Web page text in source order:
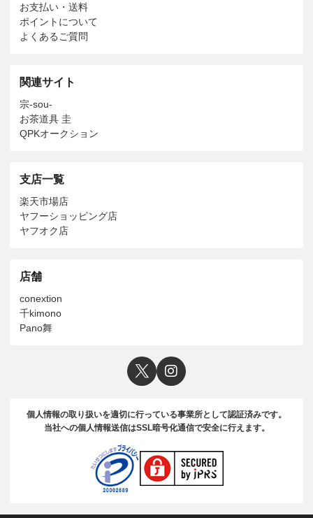
お支払い・送料
ポイントについて
よくあるご質問
関連サイト
宗-sou-
お茶道具 圭
QPKオークション
支店一覧
楽天市場店
ヤフーショッピング店
ヤフオク店
店舗
conextion
千kimono
Pano舞
個人情報の取り扱いを適切に行っている事業所として認証済みです。
当社への個人情報送信はSSL暗号化通信で安全に行えます。